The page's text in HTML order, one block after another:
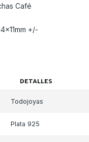
Café
+/-
DETALLES
Todojoyas
Plata 925